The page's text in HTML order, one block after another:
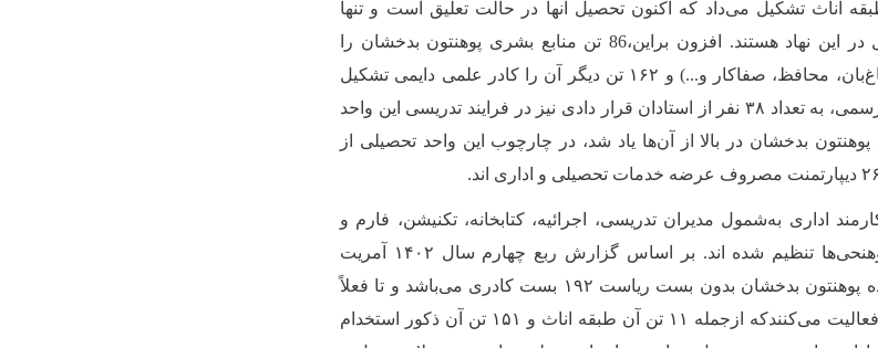
اناث تشکیل می‌داد که اکنون تحصیل آنها در حالت تعلیق است و تنها
این نهاد هستند. افزون براین،86تن منابع بشری پوهنتون بدخشان را
تن کارکن خدماتی(باغ‌بان، محافظ، صفاکار و...) و ۱۶۲ تن دیگر آن را کادر علمی دایمی تشکیل
می‌دهد. در پهلوی اعضای کادر علمی رسمی، به تعداد ۳۸ نفر از استادان قرار دادی نیز در فرایند تدریسی این واحد
بدخشان در بالا از آن‌ها یاد شد، در چارچوب این واحد تحصیلی از
مجموع ۸۹ کارکن خدماتی و ۸۶ کارمند اداری به‌شمول مدیران تدریسی، اجرائیه، کتابخانه، تکنیشن، فارم و
کلنیک حقوقی در سطح پوهنتون و پوهنحی‌ها تنظیم شده اند. بر اساس گزارش ربع چهارم سال ۱۴۰۲ آمریت
استادان، بست‌های کادری منظور شده پوهنتون بدخشان بدون بست ریاست ۱۹۲ بست کادری می‌باشد و تا فعلاً
۱۶۲تن استاد برحال در ۲۶ دیپارتمنت فعالیت‌ می‌کنندکه ازجمله ۱۱ تن آن طبقه اناث و ۱۵۱ تن آن ذکور استخدام